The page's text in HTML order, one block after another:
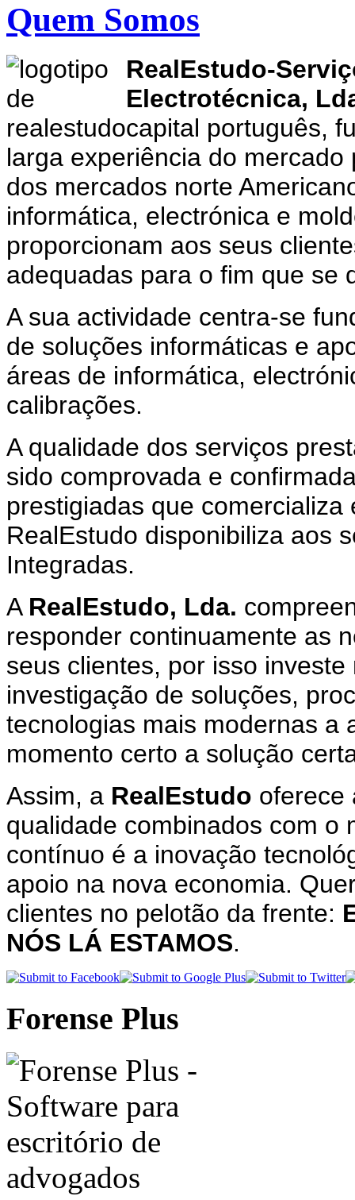
Quem Somos
RealEstudo-
Electrotécnica,
capital português,
larga experiência do
dos mercados norte
informática, electrónica e
proporcionam aos seus
adequadas para o fim que se
A sua actividade centra-se
de soluções informáticas e
áreas de informática,
calibrações.
A qualidade dos serviços
sido comprovada e
prestigiadas que
RealEstudo disponibiliza aos
Integradas.
A RealEstudo, Lda.
responder continuamente as
seus clientes, por isso
investigação de soluções,
tecnologias mais modernas a
momento certo a solução
Assim, a RealEstudo oferece
qualidade combinados com o
contínuo é a inovação
apoio na nova economia.
clientes no pelotão da frente:
NÓS LÁ ESTAMOS.
Forense Plus